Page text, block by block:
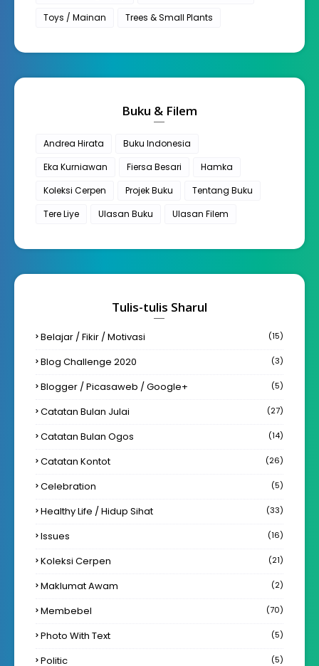
Toys / Mainan
Trees & Small Plants
Buku & Filem
Andrea Hirata
Buku Indonesia
Eka Kurniawan
Fiersa Besari
Hamka
Koleksi Cerpen
Projek Buku
Tentang Buku
Tere Liye
Ulasan Buku Ulasan Filem
Tulis-tulis Sharul
Belajar / Fikir / Motivasi (15)
Blog Challenge 2020 (3)
Blogger / Picasaweb / Google+ (5)
Catatan Bulan Julai (27)
Catatan Bulan Ogos (14)
Catatan Kontot (26)
Celebration (5)
Healthy Life / Hidup Sihat (33)
Issues (16)
Koleksi Cerpen (21)
Maklumat Awam (2)
Membebel (70)
Photo With Text (5)
Politic (5)